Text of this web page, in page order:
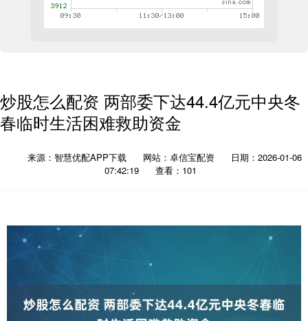
炒股怎么配资 两部委下达44.4亿元中央冬
春临时生活困难救助资金
来源：智慧优配APP下载 网站：卓信宝配资
日期：2026-01-06
07:42:19
查看：101